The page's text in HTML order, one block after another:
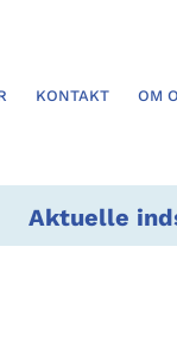
KONTAKT OM
Aktuelle